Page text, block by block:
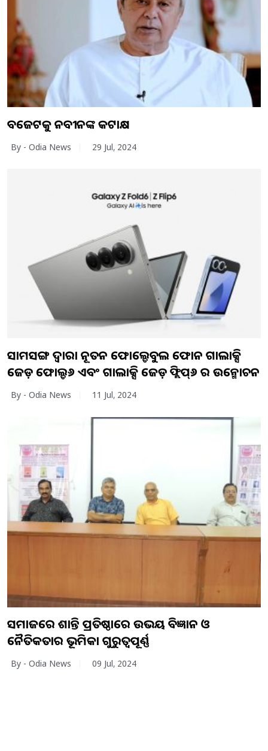
ବଜେଟକୁ ନବୀନଙ୍କ କଟାକ୍ଷ
By - Odia News 29 Jul, 2024
ସାମସଙ୍ଗ ଦ୍ୱାରା ନୂତନ ଫୋଲ୍ଡେବୁଲ ଫୋନ ଗାଲାକ୍ସି
ଜେଡ଼ ଫୋଲ୍ଡ୬ ଏବଂ ଗାଲାକ୍ସି ଜେଡ଼ ଫ୍ଲିପ୍‌୬ ର ଉନ୍ମୋଚନ
By - Odia News 11 Jul, 2024
ସମାଜରେ ଶାନ୍ତି ପ୍ରତିଷ୍ଠାରେ ଉଭୟ ବିଜ୍ଞାନ ଓ
ନୈତିକତାର ଭୂମିକା ଗୁରୁତ୍ୱପୂର୍ଣ୍ଣ
By - Odia News 09 Jul, 2024